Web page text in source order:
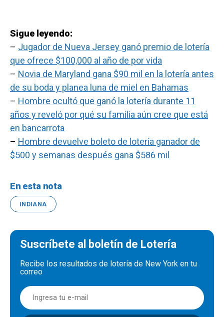
Sigue leyendo:
– Jugador de Nueva Jersey ganó premio de lotería
que ofrece $100,000 al año de por vida
– Novia de Maryland gana $90 mil en la lotería antes
de su boda y planea luna de miel en Bahamas
– Hombre ocultó que ganó la lotería durante 11
años y reveló por qué su familia aún cree que está
en bancarrota
– Hombre devuelve boleto de lotería ganador de
$500 y semanas después gana $586 mil
En esta nota
INDIANA
Suscríbete al boletín de Lotería
Recibe los resultados de lotería de New York en tu
correo